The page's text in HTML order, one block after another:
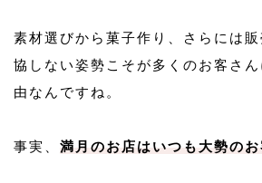
素材選びから菓子作り、さらには
協しない姿勢こそが多くのお客さ
由なんですね。
事実、 満月のお店はいつも大勢の